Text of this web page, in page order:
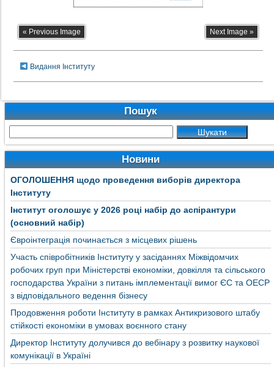
« Previous Image Next Image »
Видання Інституту
Пошук
Новини
ОГОЛОШЕННЯ щодо проведення виборів директора
Інституту
Інститут оголошує у 2026 році набір до аспірантури
(основний набір)
Євроінтеграція починається з місцевих рішень
Участь співробітників Інституту у засіданнях Міжвідомчих
робочих груп при Міністерстві економіки, довкілля та сільського
господарства України з питань імплементації вимог ЄС та ОЕСР
з відповідального ведення бізнесу
Продовження роботи Інституту в рамках Антикризового штабу
стійкості економіки в умовах воєнного стану
Директор Інституту долучився до вебінару з розвитку наукової
комунікації в Україні